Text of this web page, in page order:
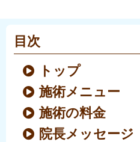
目次
トップ
施術メニュー
施術の料金
院長メッセージ